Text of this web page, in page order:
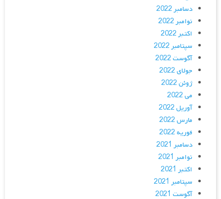
دسامبر 2022
نوامبر 2022
اکتبر 2022
سپتامبر 2022
آگوست 2022
جولای 2022
ژوئن 2022
می 2022
آوریل 2022
مارس 2022
فوریه 2022
دسامبر 2021
نوامبر 2021
اکتبر 2021
سپتامبر 2021
آگوست 2021